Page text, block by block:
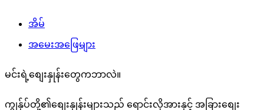
အိမ်
အမေးအဖြေများ
မင်းရဲ့စျေးနှုန်းတွေကဘာလဲ။
ကျွန်ုပ်တို့၏စျေးနှုန်းများသည် ရောင်းလိုအားနှင့် အခြားစျေး